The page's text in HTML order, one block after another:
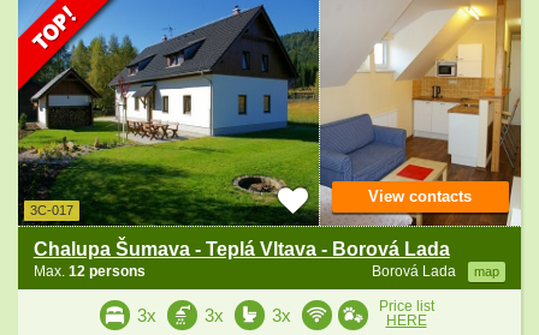
3C-017
Chalupa Šumava - Teplá Vltava - Borová Lada
Borová Lada map
Max. 12 persons
View contacts
3x 3x 3x
Price list
HERE